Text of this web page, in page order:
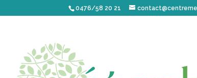
0476/58 20 21